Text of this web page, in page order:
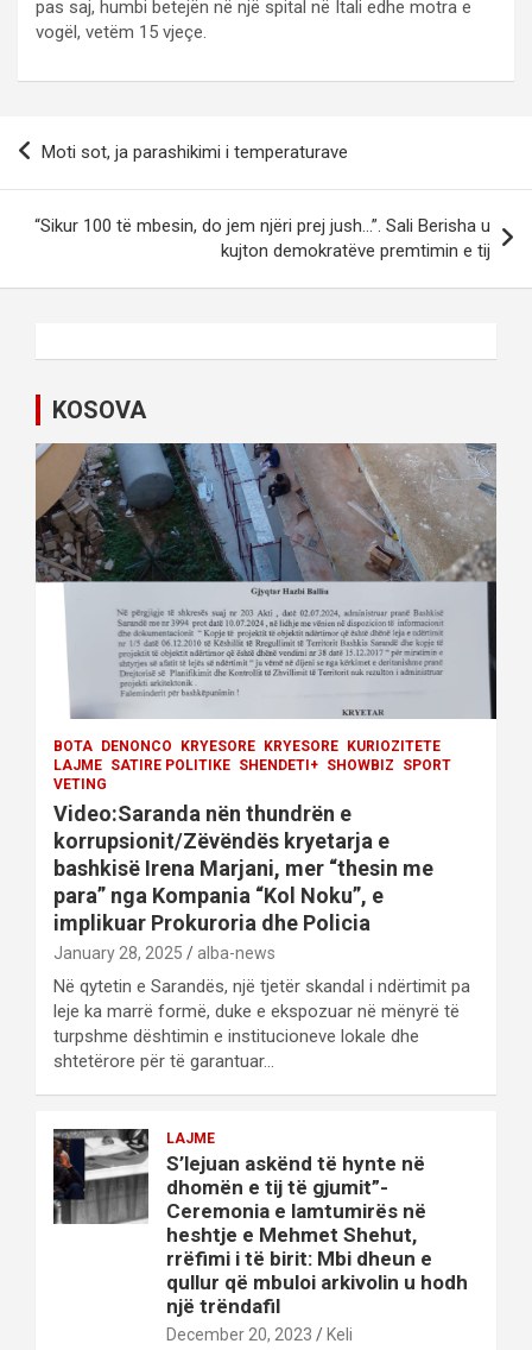
pas saj, humbi betejën në një spital në Itali edhe motra e
vogël, vetëm 15 vjeçe.
n
Moti sot, ja parashikimi i temperaturave
“Sikur 100 të mbesin, do jem njëri prej jush…”. Sali Berisha u
kujton demokratëve premtimin e tij
KOSOVA
BOTA DENONCO KRYESORE KRYESORE
KURIOZITETE
LAJME SATIRE POLITIKE SHENDETI+ SHOWBIZ
SPORT
VETING
Video:Saranda nën thundrën e
korrupsionit/Zëvëndës kryetarja e
bashkisë Irena Marjani, mer “thesin me
para” nga Kompania “Kol Noku”, e
implikuar Prokuroria dhe Policia
January 28, 2025 alba-news
Në qytetin e Sarandës, një tjetër skandal i ndërtimit pa
leje ka marrë formë, duke e ekspozuar në mënyrë të
turpshme dështimin e institucioneve lokale dhe
shtetërore për të garantuar…
LAJME
S’lejuan askënd të hynte në
dhomën e tij të gjumit”-
Ceremonia e lamtumirës në
heshtje e Mehmet Shehut,
rrëfimi i të birit: Mbi dheun e
qullur që mbuloi arkivolin u hodh
një trëndafil
December 20, 2023 Keli